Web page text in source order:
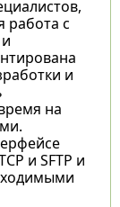
работа с
и
на
и SFTP и